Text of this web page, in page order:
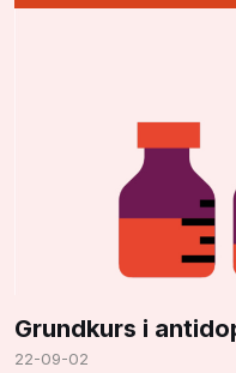
Grundkurs i
22-09-02